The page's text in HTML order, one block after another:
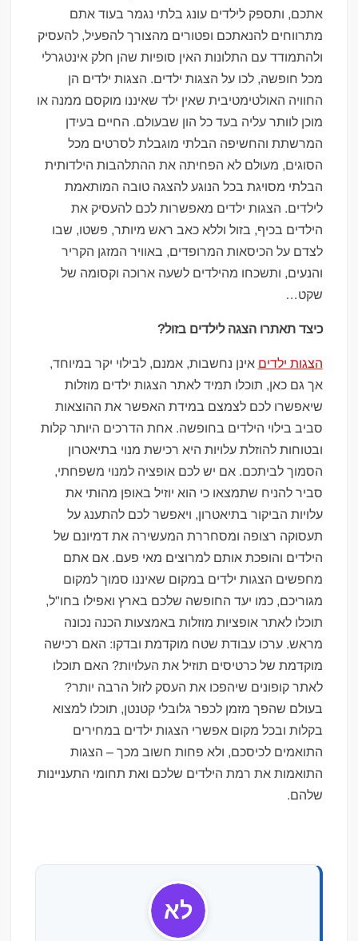
אתכם, ותספק לילדים עונג בלתי נגמר בעוד אתם
מתרווחים להנאתכם ופטורים מהצורך להפעיל, להעסיק
ולהתמודד עם התלונות האין סופיות שהן חלק אינטגרלי
מכל חופשה, לכו על הצגות ילדים. הצגות ילדים הן
החוויה האולטימטיבית שאין ילד שאיננו מוקסם ממנה או
מוכן לוותר עליה בעד כל הון שבעולם. החיים בעידן
המרשתת והחשיפה הבלתי מוגבלת לסרטים מכל
הסוגים, מעולם לא הפחיתה את ההתלהבות הילדותית
הבלתי מסויגת בכל הנוגע להצגה טובה המותאמת
לילדים. הצגות ילדים מאפשרות לכם להעסיק את
הילדים בכיף, בזול וללא כאב ראש מיותר, פשטו, שבו
לצדם על הכיסאות המרופדים, באוויר המזגן הקריר
והנעים, ותשכחו מהילדים לשעה ארוכה וקסומה של
שקט…
כיצד תאתרו הצגה לילדים בזול?
הצגות ילדים אינן נחשבות, אמנם, לבילוי יקר במיוחד,
אך גם כאן, תוכלו תמיד לאתר הצגות ילדים מוזלות
שיאפשרו לכם לצמצם במידת האפשר את ההוצאות
סביב בילוי הילדים בחופשה. אחת הדרכים היותר קלות
ובטוחות להוזלת עלויות היא רכישת מנוי בתיאטרון
הסמוך לביתכם. אם יש לכם אופציה למנוי משפחתי,
סביר להניח שתמצאו כי הוא יוזיל באופן מהותי את
עלויות הביקור בתיאטרון, ויאפשר לכם להתענג על
תעסוקה רצופה ומסחררת המעשירה את דמיונם של
הילדים והופכת אותם למרוצים מאי פעם. אם אתם
מחפשים הצגות ילדים במקום שאיננו סמוך למקום
מגוריכם, כמו יעד החופשה שלכם בארץ ואפילו בחו"ל,
תוכלו לאתר אופציות מוזלות באמצעות הכנה נכונה
מראש. ערכו עבודת שטח מוקדמת ובדקו: האם רכישה
מוקדמת של כרטיסים תוזיל את העלויות? האם תוכלו
לאתר קופונים שיהפכו את העסק לזול הרבה יותר?
בעולם שהפך מזמן לכפר גלובלי קטנטן, תוכלו למצוא
בקלות ובכל מקום אפשרי הצגות ילדים במחירים
התואמים לכיסכם, ולא פחות חשוב מכך – הצגות
התואמות את רמת הילדים שלכם ואת תחומי התעניינות
שלהם.
לא